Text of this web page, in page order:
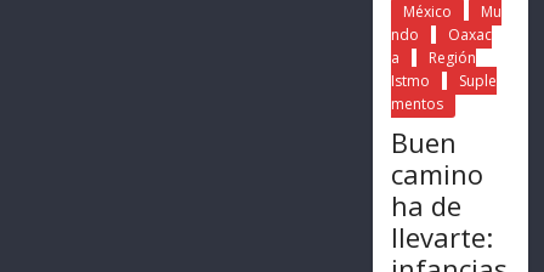
México
Mu
ndo
Oaxac
a
Región
Istmo
Suple
mentos
Buen
camino
ha de
llevarte: